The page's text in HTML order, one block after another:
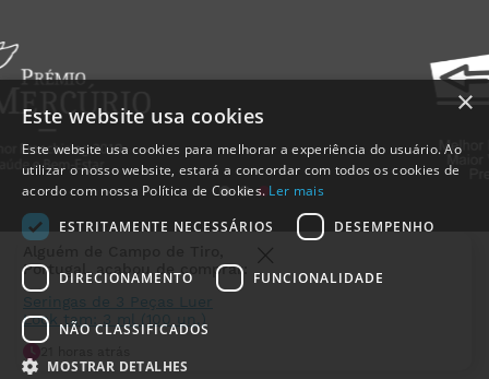
MedicalShop - Saúde e Bem-Estar
×
Este website usa cookies
Este website usa cookies para melhorar a experiência do usuário. Ao
utilizar o nosso website, estará a concordar com todos os cookies de
acordo com nossa Política de Cookies. Ler mais
ESTRITAMENTE NECESSÁRIOS
DESEMPENHO
DIRECIONAMENTO FUNCIONALIDADE
NÃO CLASSIFICADOS
MOSTRAR DETALHES